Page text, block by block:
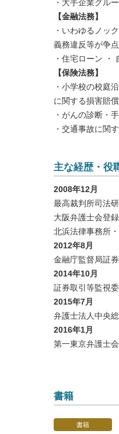
・大手企業グル
【金融法務】
・いわゆるノッ
義務違反等が争
・住宅ローン ・
【保険法務】
・小学校の校庭
に関する損害賠
・がんの診断・
・交通事故に関
主な経歴・役
2008年12月
最高裁判所司法
大阪弁護士会登録
北浜法律事務所
2012年8月
金融庁監督局証
2014年10月
証券取引等監視
2015年7月
弁護士法人中央
2016年1月
第一東京弁護士
書籍
書籍